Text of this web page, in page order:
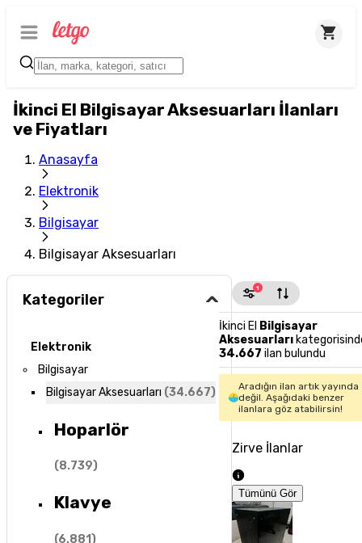
İkinci El Bilgisayar Aksesuarları İlanları
ve Fiyatları
Anasayfa
Elektronik
Bilgisayar
Bilgisayar Aksesuarları
Kategoriler
Elektronik
Bilgisayar
Bilgisayar Aksesuarları (34.667)
Hoparlör
(8.739)
Klavye
(6.881)
1
İkinci El Bilgisayar
Aksesuarları
34.667 ilan bulundu
Aradığın ilan artık yayında
değil. Aşağıdaki benzer
ilanlara göz atabilirsin!
Zirve İlanlar
Tümünü Gör